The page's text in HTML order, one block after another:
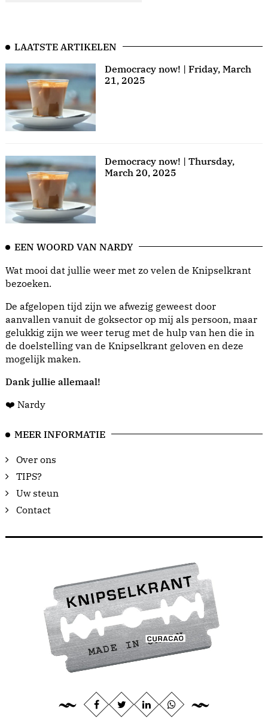
LAATSTE ARTIKELEN
Democracy now! | Friday, March
21, 2025
Democracy now! | Thursday,
March 20, 2025
EEN WOORD VAN NARDY
Wat mooi dat jullie weer met zo velen de Knipselkrant
bezoeken.
De afgelopen tijd zijn we afwezig geweest door
aanvallen vanuit de goksector op mij als persoon, maar
gelukkig zijn we weer terug met de hulp van hen die in
de doelstelling van de Knipselkrant geloven en deze
mogelijk maken.
Dank jullie allemaal!
❤️ Nardy
MEER INFORMATIE
Over ons
TIPS?
Uw steun
Contact